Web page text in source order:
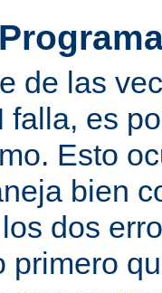
de las
falla, es
Esto
bien
dos
primero